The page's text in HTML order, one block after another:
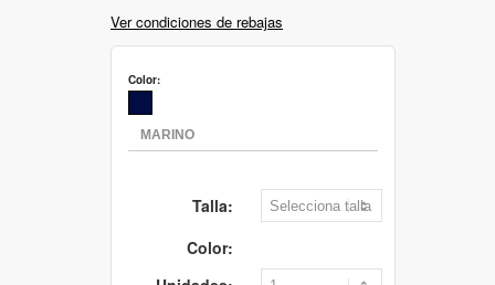
Ver condiciones de rebajas
Color:
Talla:
Color: